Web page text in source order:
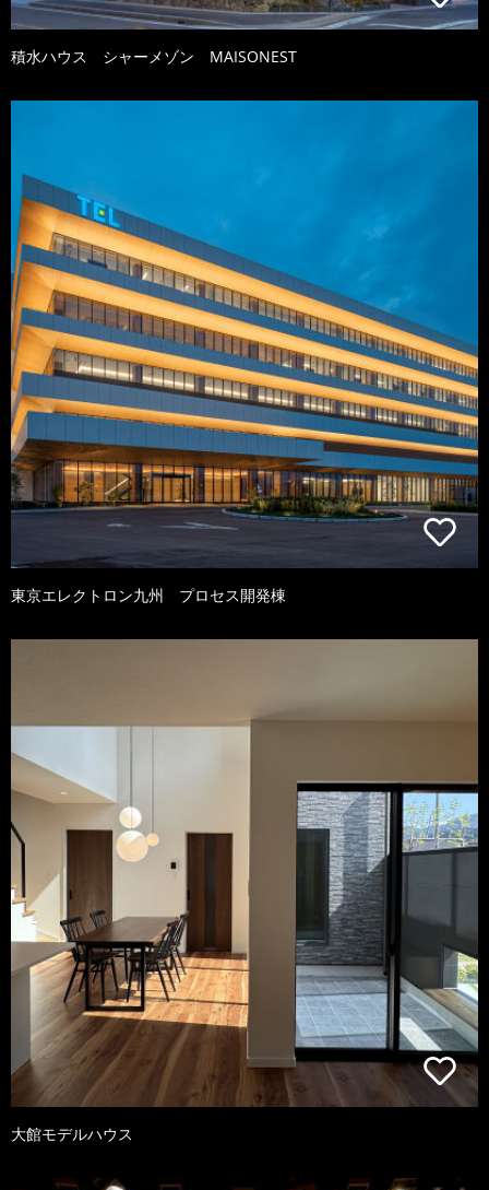
積水ハウス シャーメゾン MAISONEST
東京エレクトロン九州 プロセス開発棟
大館モデルハウス